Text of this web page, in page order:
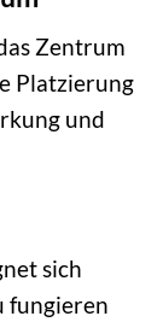
Zentrum
Platzierung
und
sich
fungieren